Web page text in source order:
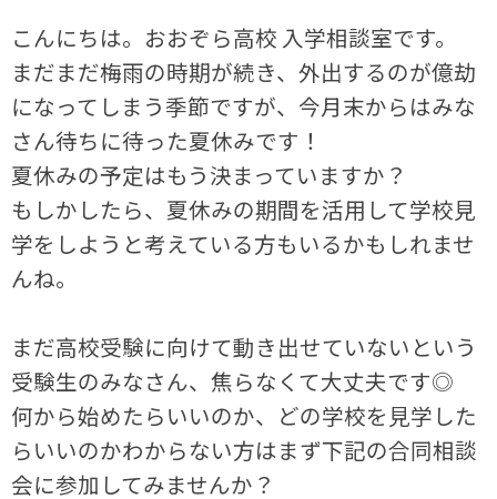
こんにちは。おおぞら高校 入学相談室です。
まだまだ梅雨の時期が続き、外出するのが億劫
になってしまう季節ですが、今月末からはみな
さん待ちに待った夏休みです！
夏休みの予定はもう決まっていますか？
もしかしたら、夏休みの期間を活用して学校見
学をしようと考えている方もいるかもしれませ
んね。
まだ高校受験に向けて動き出せていないという
受験生のみなさん、焦らなくて大丈夫です◎
何から始めたらいいのか、どの学校を見学した
らいいのかわからない方はまず下記の合同相談
会に参加してみませんか？